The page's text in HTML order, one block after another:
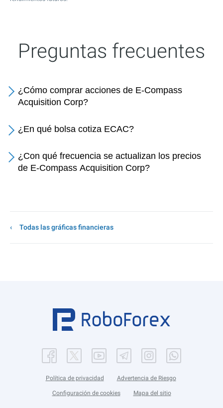
Preguntas frecuentes
¿Cómo comprar acciones de E-Compass
Acquisition Corp?
¿En qué bolsa cotiza ECAC?
¿Con qué frecuencia se actualizan los precios
de E-Compass Acquisition Corp?
Todas las gráficas financieras
Política de privacidad Advertencia de Riesgo
Configuración de cookies Mapa del sitio